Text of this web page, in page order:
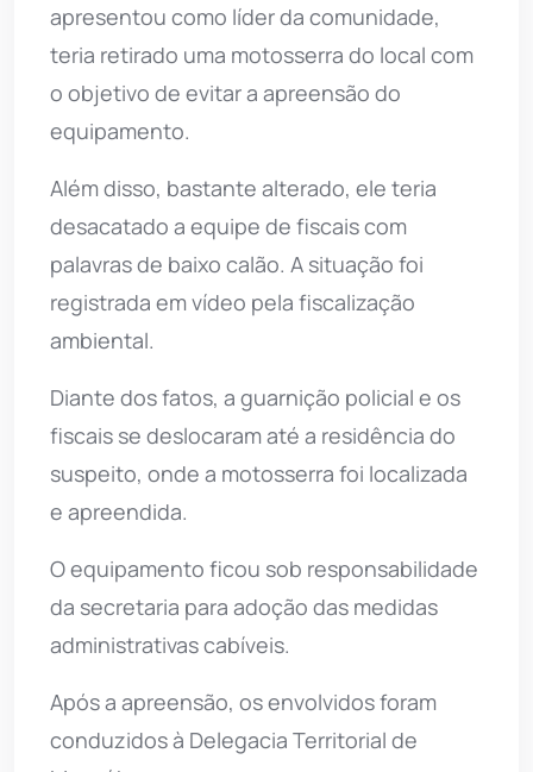
apresentou como líder da comunidade,
teria retirado uma motosserra do local com
o objetivo de evitar a apreensão do
equipamento.
Além disso, bastante alterado, ele teria
desacatado a equipe de fiscais com
palavras de baixo calão. A situação foi
registrada em vídeo pela fiscalização
ambiental.
Diante dos fatos, a guarnição policial e os
fiscais se deslocaram até a residência do
suspeito, onde a motosserra foi localizada
e apreendida.
O equipamento ficou sob responsabilidade
da secretaria para adoção das medidas
administrativas cabíveis.
Após a apreensão, os envolvidos foram
conduzidos à Delegacia Territorial de